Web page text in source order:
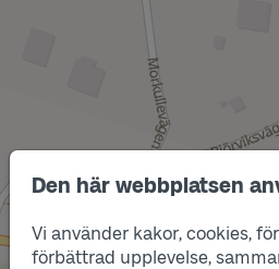
Den här webbplatsen
Vi använder kakor, cookies,
förbättrad upplevelse,
Läge